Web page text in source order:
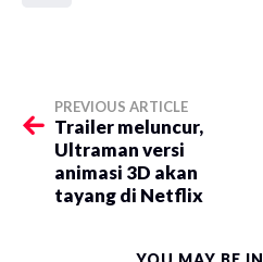
PREVIOUS ARTICLE
Trailer meluncur,
Ultraman versi
animasi 3D akan
tayang di Netflix